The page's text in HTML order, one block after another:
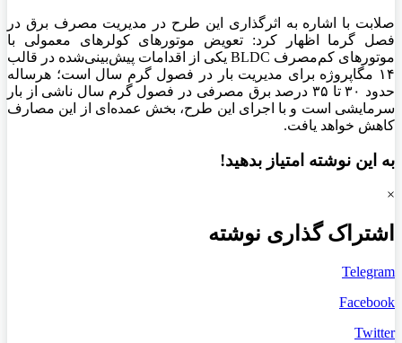
صلابت با اشاره به اثرگذاری این طرح در مدیریت مصرف برق در
فصل گرما اظهار کرد: تعویض موتور‌های کولر‌های معمولی با
موتور‌های کم‌مصرف BLDC یکی از اقدامات پیش‌بینی‌شده در قالب
۱۴ مگاپروژه برای مدیریت بار در فصول گرم سال است؛ هرساله
حدود ۳۰ تا ۳۵ درصد برق مصرفی در فصول گرم سال ناشی از بار
سرمایشی است و با اجرای این طرح، بخش عمده‌ای از این مصارف
کاهش خواهد یافت.
به این نوشته امتیاز بدهید!
×
اشتراک گذاری نوشته
Telegram
Facebook
Twitter